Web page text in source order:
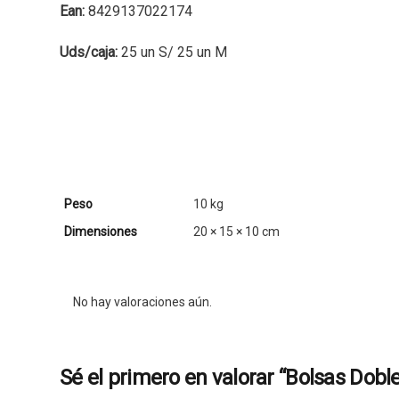
Ean: 8429137022174
Uds/caja: 25 un S/ 25 un M
Peso
10 kg
Dimensiones
20 × 15 × 10 cm
No hay valoraciones aún.
Sé el primero en valorar “Bolsas